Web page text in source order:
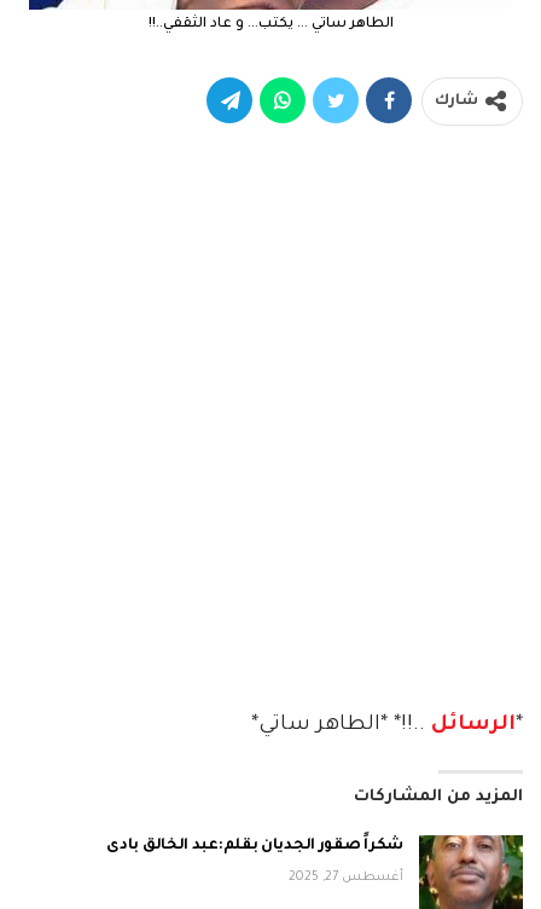
الطاهر ساتي … يكتب… و عاد الثقفي..!!
شارك
*الرسائل ..!!* *الطاهر ساتي*
المزيد من المشاركات
شكراً صقور الجديان بقلم:عبد الخالق بادى
أغسطس 27, 2025